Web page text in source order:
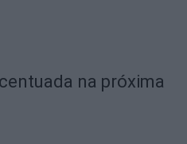
na próxima